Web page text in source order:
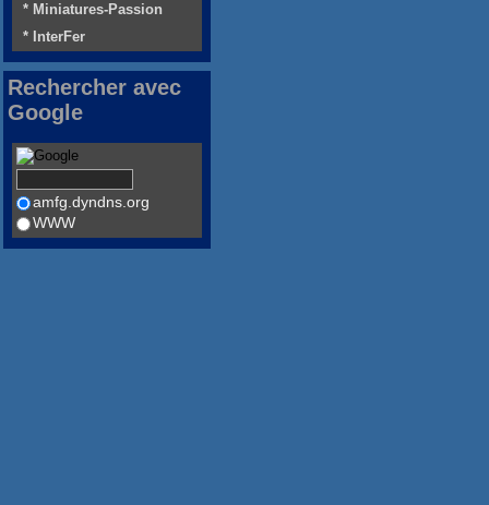
* Miniatures-Passion
* InterFer
Rechercher avec
Google
amfg.dyndns.org
WWW